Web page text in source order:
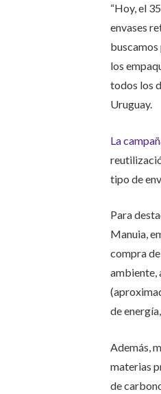
“Hoy, el
envases
los
todos los
Uruguay.
La
tipo de
Para
Manuia,
compra
ambiente,
de
Además,
materias
de